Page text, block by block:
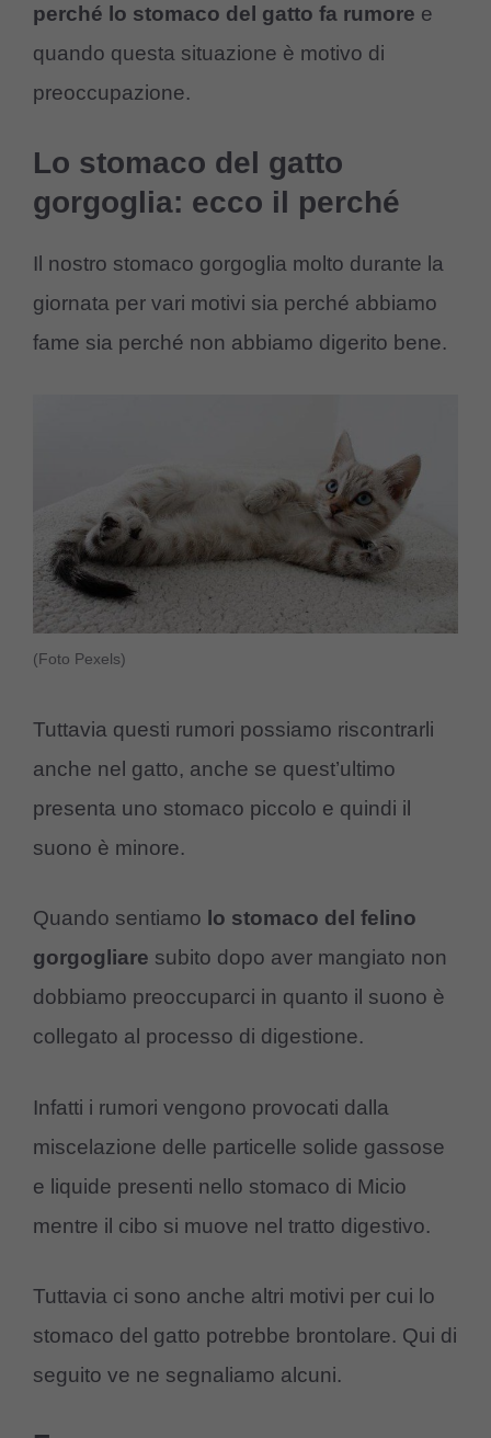
perché lo stomaco del gatto fa rumore e
quando questa situazione è motivo di
preoccupazione.
Lo stomaco del gatto
gorgoglia: ecco il perché
Il nostro stomaco gorgoglia molto durante la
giornata per vari motivi sia perché abbiamo
fame sia perché non abbiamo digerito bene.
(Foto Pexels)
Tuttavia questi rumori possiamo riscontrarli
anche nel gatto, anche se quest’ultimo
presenta uno stomaco piccolo e quindi il
suono è minore.
Quando sentiamo lo stomaco del felino
gorgogliare subito dopo aver mangiato non
dobbiamo preoccuparci in quanto il suono è
collegato al processo di digestione.
Infatti i rumori vengono provocati dalla
miscelazione delle particelle solide gassose
e liquide presenti nello stomaco di Micio
mentre il cibo si muove nel tratto digestivo.
Tuttavia ci sono anche altri motivi per cui lo
stomaco del gatto potrebbe brontolare. Qui di
seguito ve ne segnaliamo alcuni.